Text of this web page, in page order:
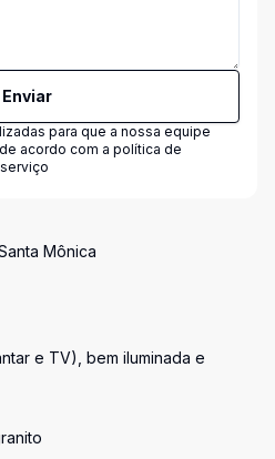
Enviar
para que a nossa equipe
acordo com a política de
Mônica
e TV), bem iluminada e